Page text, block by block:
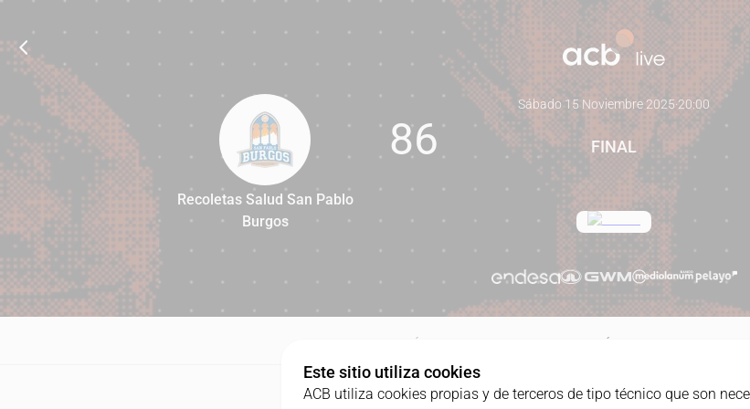
86
Recoletas Salud San Pablo
Burgos
86
Sábado 15 Noviembre 2025·20:00
FINAL
Este sitio utiliza cookies
ACB utiliza cookies propias y de terceros de tipo técnico que son